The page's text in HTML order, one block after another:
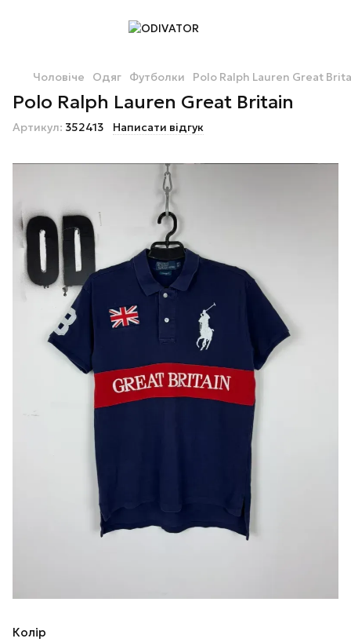
Чоловіче Одяг Футболки Polo Ralph Lauren Great
Polo Ralph Lauren Great Britain
Артикул: 352413 Написати відгук
Колір